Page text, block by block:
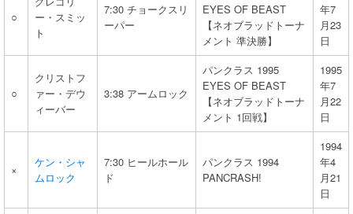
○
ー・スミッ
ト
7:30 チョークスリ
ーパー
EYES OF BEAST
【ネオブラッドトーナ
メント 準決勝】
年7
月23
日
○
クリストフ
ァー・デウ
ィーバー
3:38 アームロック
パンクラス 1995
EYES OF BEAST
【ネオブラッドトーナ
メント 1回戦】
1995
年7
月22
日
×
ケン・シャ
ムロック
7:30 ヒールホール
ド
パンクラス 1994
PANCRASH!
1994
年4
月21
日